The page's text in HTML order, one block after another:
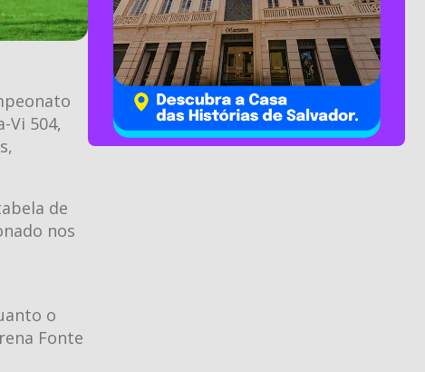
Vi 504,
de
nos
o
Fonte